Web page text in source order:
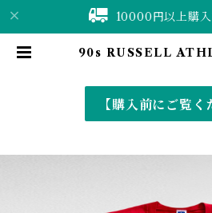
10000円以上購
90s RUSSELL
ShuShuBell online shop〈古着
&vintage
【購入前にご覧く